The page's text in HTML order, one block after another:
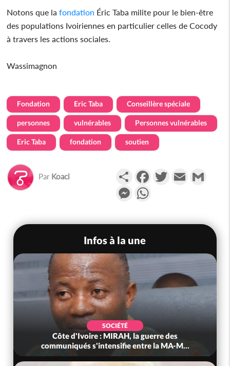
Notons que la fondation Éric Taba milite pour le bien-être
des populations Ivoiriennes en particulier celles de Cocody
à travers les actions sociales.
Wassimagnon
Fondation Eric Taba Conseillère spéciale
personnes vulnérables Personnes vulnérables
Eric Taba fondation soutien
Par Koaci PartagerFacebookTwitterEmail
Messenger
Infos à la une
SOCIÉTÉ
Côte d'Ivoire : MIRAH, la guerre des
communiqués s'intensifie entre la MA-M...